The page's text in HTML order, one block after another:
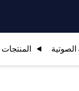
الصوتية